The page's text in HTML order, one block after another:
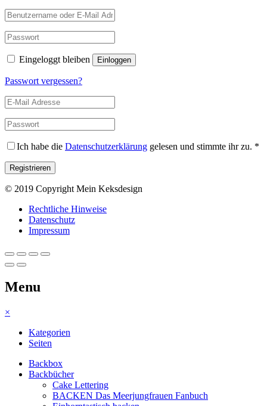
Eingeloggt bleiben
Passwort vergessen?
Ich habe die Datenschutzerklärung gelesen und stimmte ihr zu. *
© 2019 Copyright Mein Keksdesign
Rechtliche Hinweise
Datenschutz
Impressum
Menu
×
Kategorien
Seiten
Backbox
Backbücher
Cake Lettering
BACKEN Das Meerjungfrauen Fanbuch